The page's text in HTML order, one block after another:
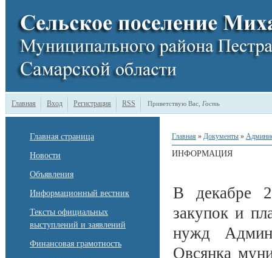
Главная Вход Регистрация RSS Приветствую Вас Гость
Главная страница
Новости
Объявления
Информационный вестник
Тексты официальных
выступлений и заявлений
Финансовая грамотность
Главная » Документы »
ИНФОРМАЦИЯ
В декабре
закупок и
нужд
Овсянка